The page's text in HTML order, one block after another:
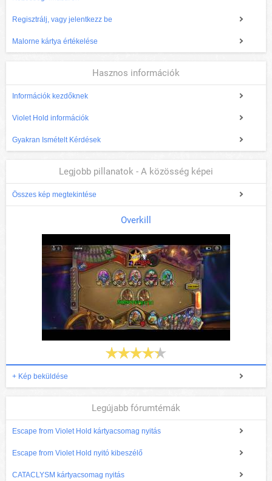
Regisztrálj, vagy jelentkezz be
Malorne kártya értékelése
Hasznos információk
Információk kezdőknek
Violet Hold információk
Gyakran Ismételt Kérdések
Legjobb pillanatok - A közösség képei
Összes kép megtekintése
Overkill
+ Kép beküldése
Legújabb fórumtémák
Escape from Violet Hold kártyacsomag nyitás
Escape from Violet Hold nyitó kibeszélő
CATACLYSM kártyacsomag nyitás